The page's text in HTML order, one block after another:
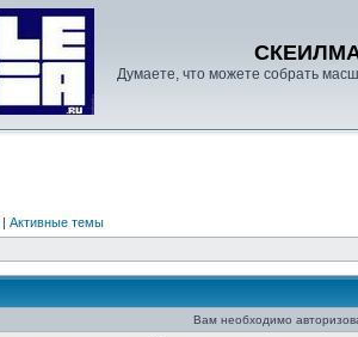
Думаете, что можете собрать
| Активные темы
Вам необходимо